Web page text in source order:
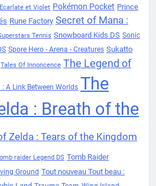
et Violet Pokémon Pocket Prince
Rune Factory Secret of Mana :
Tennis Snowboard Kids DS Sonic
Spore Hero - Arena - Creatures Sukatto
Tales Of Innoncence The Legend of
A Link Between Worlds The
: Breath of the
Zelda : Tears of the Kingdom
raider Legend DS Tomb Raider
Ground Tout nouveau Tout beau :